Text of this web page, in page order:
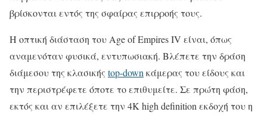
βρίσκονται εντός της σφαίρας επιρροής τους.
Η οπτική διάσταση του Age of Empires IV είναι, όπως
αναμενόταν φυσικά, εντυπωσιακή. Βλέπετε την δράση
διάμεσου της κλασικής top-down κάμερας του είδους και
την περιστρέφετε όποτε το επιθυμείτε. Σε πρώτη φάση,
εκτός και αν επιλέξετε την 4K high definition εκδοχή του η